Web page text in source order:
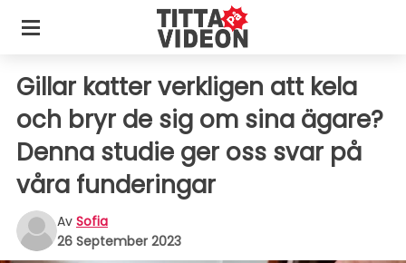
Gillar katter verkligen att kela
och bryr de sig om sina ägare?
Denna studie ger oss svar på
våra funderingar
Av Sofia
26 September 2023